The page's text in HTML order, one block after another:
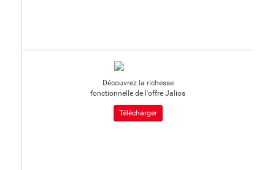
Découvrez la richesse
fonctionnelle de l'offre Jalios
Télécharger